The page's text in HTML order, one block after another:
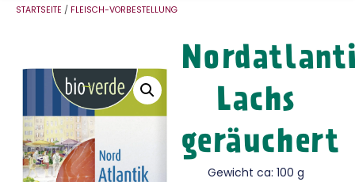
STARTSEITE / FLEISCH-VORBESTELLUNG
Lachs
geräuchert
Gewicht ca: 100 g